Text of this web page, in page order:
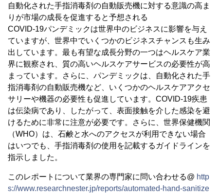
自動化された手指消毒剤の自動販売機に対する意識の高ま
りが市場の成長を促進すると予想される
COVID-19パンデミックは世界中のビジネスに影響を与え
ていますが、世界中でいくつかのビジネスチャンスも生み
出しています。最も有望な成長分野の一つはヘルスケア業
界に観察され、質の高いヘルスケアサービスの必要性が高
まっています。さらに、パンデミックは、自動化された手
指消毒剤の自動販売機など、いくつかのヘルスケアアクセ
サリーや機器の必要性も促進しています。COVID-19疾患
は伝染病であり、したがって、表面接触を介した感染を避
けるために非常に注意が必要です。さらに、世界保健機関
（WHO）は、石鹸と水へのアクセスが利用できない場合
はいつでも、手指消毒剤の使用を記載するガイドラインを
指示しました。
このレポートについて業界の専門家に問い合わせる@ http
s://www.researchnester.jp/reports/automated-hand-sanitize